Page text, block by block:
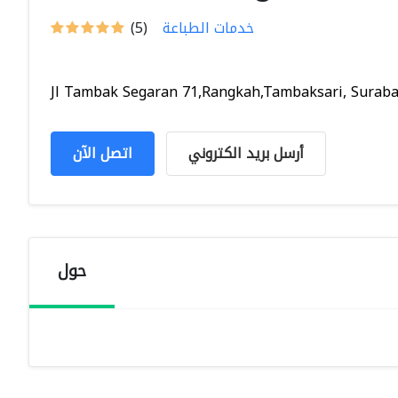
(5) خدمات الطباعة
Jl Tambak Segaran 71,Rangkah,Tambaksari,
اتصل الآن أرسل بريد الكتروني
حول